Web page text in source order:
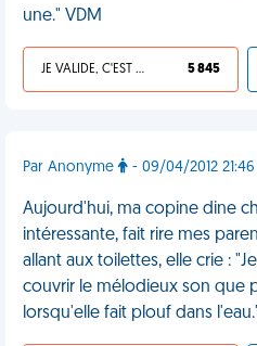
une." VDM
JE VALIDE, C'EST UNE VDM 5 845
Par Anonyme - 09/04/2012
Aujourd'hui, ma copine dine
intéressante, fait rire mes
allant aux toilettes, elle crie :
couvrir le mélodieux son que
lorsqu'elle fait plouf dans